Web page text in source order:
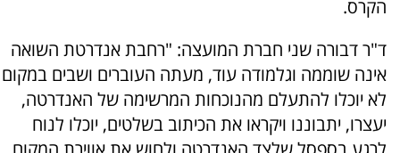
הקרס.
ד"ר דבורה שני חברת המועצה: "רחבת אנדרטת השואה
אינה שוממה וגלמודה עוד, מעתה העוברים ושבים במקום
לא יוכלו להתעלם מהנוכחות המרשימה של האנדרטה,
יעצרו, יתבוננו ויקראו את הכיתוב בשלטים, יוכלו לנוח